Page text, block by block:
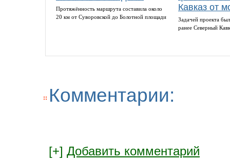
Протяжённость маршрута составила около
20 км от Суворовской до Болотной площади
Кавказ от
Задачей проекта
ранее Северный
Комментарии:
[+] Добавить комментарий